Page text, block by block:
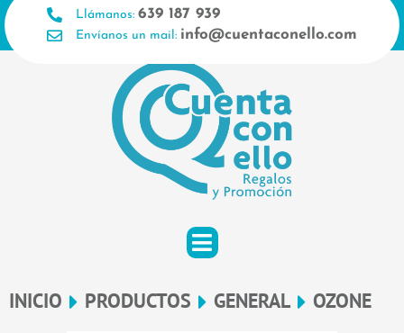
Ir
al
contenido
Llámanos: 639 187 939
Envíanos un mail: info@cuentaconello.com
INICIO PRODUCTOS GENERAL OZONE